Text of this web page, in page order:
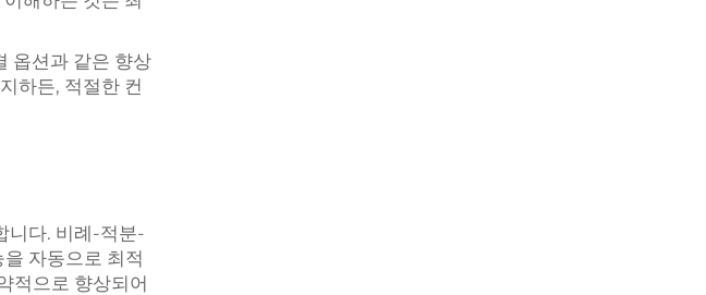
옵션과 같은 향상
하든, 적절한 컨
니다. 비례-적분-
자동으로 최적
적으로 향상되어